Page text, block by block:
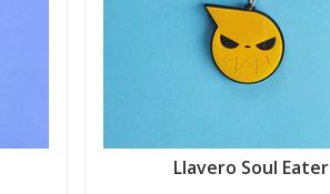
Llavero Soul Eater